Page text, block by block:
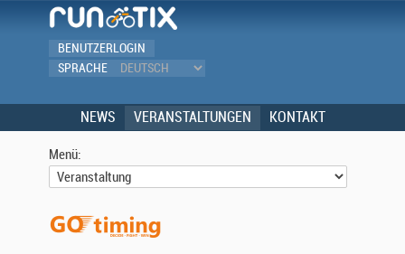
BENUTZERLOGIN
SPRACHE
NEWS VERANSTALTUNGEN KONTAKT
Menü: